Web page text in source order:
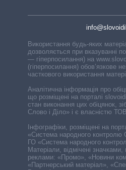
Використання будь-яких
дозволяється при вказуванні
— гіперпосилання) на
(гіперпосилання) обов’язкове
часткового використання
Аналітична інформація про
що розміщені на порталі
стан виконання цих обіцянок,
Слово і Діло» і є власністю
Інфографіки, розміщені на
«Система народного контролю
ГО «Система народного
Матеріали, відмічені
реклами: «Промо», «Новини
«Партнерський матеріал»,